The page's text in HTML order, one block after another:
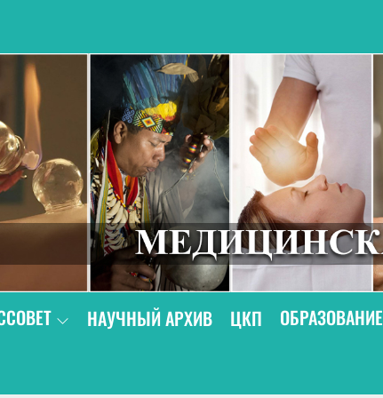
НАУЧНЫЙ АРХИВ ЦКП ОБРАЗОВАНИЕ